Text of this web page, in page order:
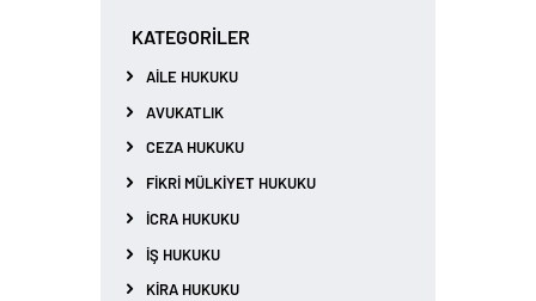
KATEGORILER
AILE HUKUKU
AVUKATLIK
CEZA HUKUKU
FIKRI MÜLKIYET HUKUKU
İCRA HUKUKU
İŞ HUKUKU
KIRA HUKUKU